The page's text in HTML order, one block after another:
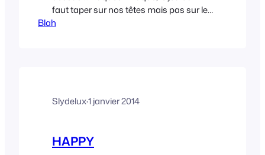
faut taper sur nos têtes mais pas sur les
oeufs (profitez-en c’est une fois l’an ! )
Blah
Slydelux·1 janvier 2014
HAPPY